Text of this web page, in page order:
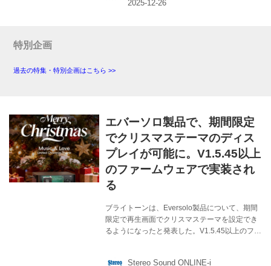
（山本） 麻倉怜士 ベストワン 2025年のHiViグ
く。彼女の声は艶っぽさとともに、苦みも...
特別企画
過去の特集・特別企画はこちら >>
エバーソロ製品で、期間限定
でクリスマステーマのディス
プレイが可能に。V1.5.45以上
のファームウェアで実装され
る
ブライトーンは、Eversolo製品について、期間
限定で再生画面でクリスマステーマを設定でき
るようになったと発表した。V1.5.45以上のファ
Stereo Sound ONLINE-i